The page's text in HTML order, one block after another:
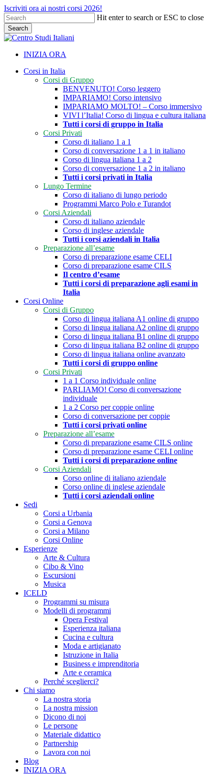
Skip
to
main
content
Iscriviti ora ai nostri corsi 2026!
Hit enter to search or ESC to close
Search
Close
INIZIA ORA
search
Menu
Corsi in Italia
Corsi di Gruppo
BENVENUTO! Corso leggero
IMPARIAMO! Corso intensivo
IMPARIAMO MOLTO! – Corso immersivo
VIVI l’Italia! Corso di lingua e cultura italiana
Tutti i corsi di gruppo in Italia
Corsi Privati
Corso di italiano 1 a 1
Corso di conversazione 1 a 1 in italiano
Corso di lingua italiana 1 a 2
Corso di conversazione 1 a 2 in italiano
Tutti i corsi privati in Italia
Lungo Termine
Corso di italiano di lungo periodo
Programmi Marco Polo e Turandot
Corsi Aziendali
Corso di italiano aziendale
Corso di inglese aziendale
Tutti i corsi aziendali in Italia
Preparazione all’esame
Corso di preparazione esame CELI
Corso di preparazione esame CILS
Il centro d’esame
Tutti i corsi di preparazione agli esami in
Italia
Corsi Online
Corsi di Gruppo
Corso di lingua italiana A1 online di gruppo
Corso di lingua italiana A2 online di gruppo
Corso di lingua italiana B1 online di gruppo
Corso di lingua italiana B2 online di gruppo
Corso di lingua italiana online avanzato
Tutti i corsi di gruppo online
Corsi Privati
1 a 1 Corso individuale online
PARLIAMO! Corso di conversazione
individuale
1 a 2 Corso per coppie online
Corso di conversazione per coppie
Tutti i corsi privati online
Preparazione all’esame
Corso di preparazione esame CILS online
Corso di preparazione esame CELI online
Tutti i corsi di preparazione online
Corsi Aziendali
Corso online di italiano aziendale
Corso online di inglese aziendale
Tutti i corsi aziendali online
Sedi
Corsi a Urbania
Corsi a Genova
Corsi a Milano
Corsi Online
Esperienze
Arte & Cultura
Cibo & Vino
Escursioni
Musica
ICELD
Programmi su misura
Modelli di programmi
Opera Festival
Esperienza italiana
Cucina e cultura
Moda e artigianato
Istruzione in Italia
Business e imprenditoria
Arte e ceramica
Perché sceglierci?
Chi siamo
La nostra storia
La nostra mission
Dicono di noi
Le persone
Materiale didattico
Partnership
Lavora con noi
Blog
INIZIA ORA